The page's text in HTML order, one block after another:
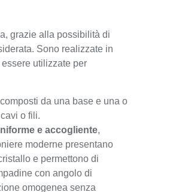
grazie alla possibilità di
Sono realizzate in
utilizzate per
da una base e una o
o fili.
e accogliente,
moderne presentano
e permettono di
con angolo di
omogenea senza